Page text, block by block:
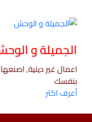
الجميلة و الوحش
اعمال غير دينية, اصنعها
بنفسك
أعرف اكتر